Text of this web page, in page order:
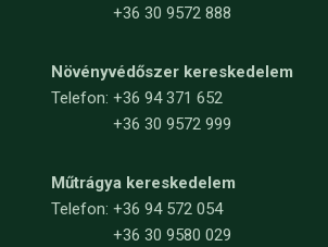
+36 30 9572 888
Növényvédőszer kereskedelem
Telefon: +36 94 371 652
+36 30 9572 999
Műtrágya kereskedelem
Telefon: +36 94 572 054
+36 30 9580 029